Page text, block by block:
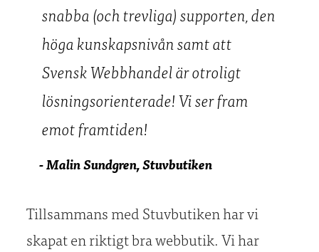
snabba (och trevliga) supporten, den
höga kunskapsnivån samt att
Svensk Webbhandel är otroligt
lösningsorienterade! Vi ser fram
emot framtiden!
- Malin Sundgren, Stuvbutiken
Tillsammans med Stuvbutiken har vi
skapat en riktigt bra webbutik. Vi har